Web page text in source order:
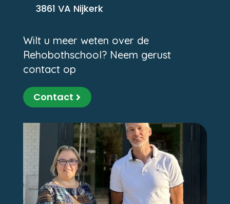
3861 VA Nijkerk
Wilt u meer weten over de
Rehobothschool? Neem gerust
contact op
Contact